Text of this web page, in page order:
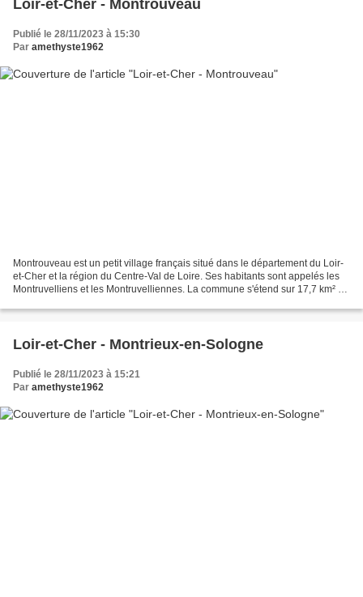
Loir-et-Cher - Montrouveau
Publié le 28/11/2023 à 15:30
Par amethyste1962
Montrouveau est un petit village français situé dans le département du Loir-
et-Cher et la région du Centre-Val de Loire. Ses habitants sont appelés les
Montruvelliens et les Montruvelliennes. La commune s'étend sur 17,7 km² et
Loir-et-Cher - Montrieux-en-Sologne
Publié le 28/11/2023 à 15:21
Par amethyste1962